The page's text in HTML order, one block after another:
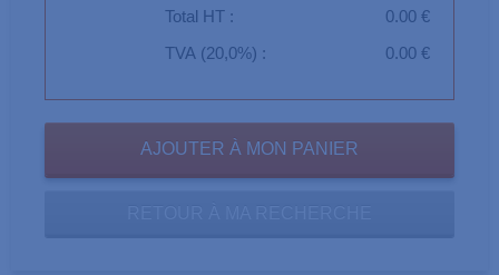
Total HT :
0.00 €
TVA (20,0%) :
0.00 €